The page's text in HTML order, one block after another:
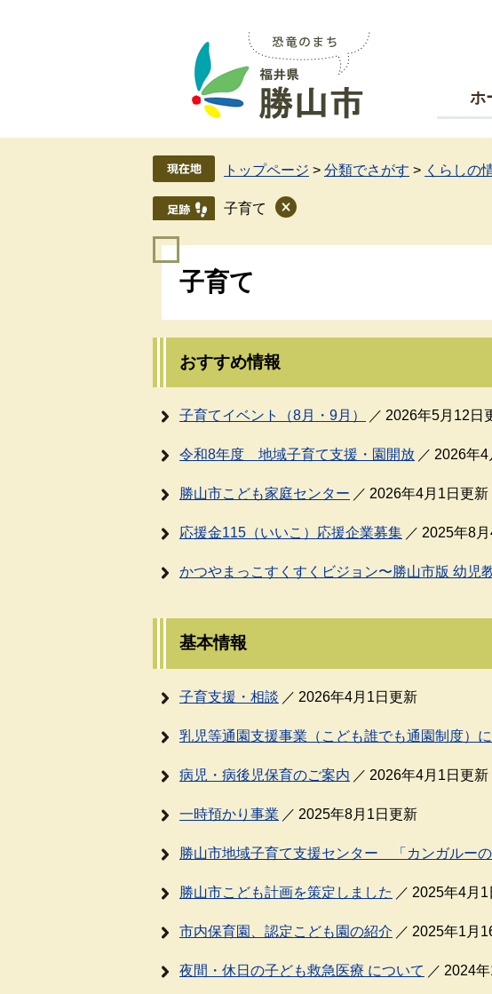
で
ば
ホ
トップページ > 分類でさがす > くらしの
子育て
子育て
おすすめ情報
子育てイベント（8月・9月） 2026年5月12日
令和8年度 地域子育て支援・園開放 2026年
勝山市こども家庭センター 2026年4月1日更新
応援金115（いいこ）応援企業募集 2025年8
かつやまっこすくすくビジョン〜勝山市版 幼児
基本情報
子育支援・相談 2026年4月1日更新
乳児等通園支援事業（こども誰でも通園制度）
病児・病後児保育のご案内 2026年4月1日更新
一時預かり事業 2025年8月1日更新
勝山市地域子育て支援センター 「カンガルーの
勝山市こども計画を策定しました 2025年4月1
市内保育園、認定こども園の紹介 2025年1月
夜間・休日の子ども救急医療 について 2024